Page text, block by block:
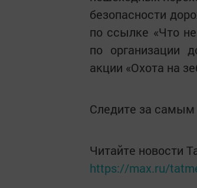
безопасности
по ссылке «Что
по организации
акции «Охота на
Следите за
Читайте новости
https://max.ru/